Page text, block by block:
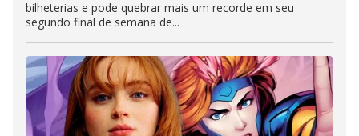
bilheterias e pode quebrar mais um recorde em seu
segundo final de semana de...